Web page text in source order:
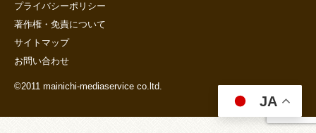
プライバシーポリシー
著作権・免責について
サイトマップ
お問い合わせ
©2011 mainichi-mediaservice co.ltd.
JA